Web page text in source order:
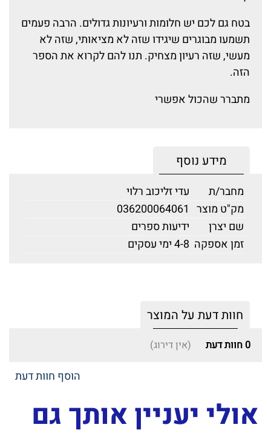
בטח גם לכם יש חלומות ורעיונות גדולים. הרבה פעמים
תשמעו מבוגרים שיגידו שזה לא מציאותי, שזה לא
מעשי, שזה רעיון מצחיק. תנו להם לקרוא את הספר
הזה.
מתברר שהכול אפשרי
מידע נוסף
מחבר/ת
עדי זליכוב רלוי
מק"ט מוצר 036200064061
שם יצרן
ידיעות ספרים
זמן אספקה 4-8 ימי עסקים
חוות דעת על המוצר
0 חוות דעת (אין דירוג)
הוסף חוות דעת
אולי יעניין אותך גם